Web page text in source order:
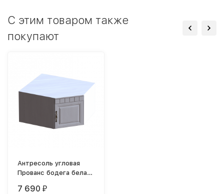
C этим товаром также
покупают
Антресоль угловая
Прованс бодега белая
7 690 ₽